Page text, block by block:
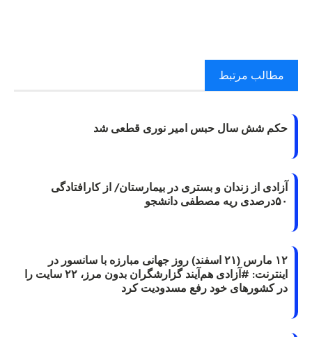
مطالب مرتبط
حکم شش سال حبس امیر نوری قطعی شد
آزادی از زندان و بستری در بیمارستان/ از کارافتادگی
۵۰درصدی ریه مصطفی دانشجو
۱۲ مارس (۲۱ اسفند) روز جهانی مبارزه با سانسور در
اینترنت: #آزادی هم‌آیند گزارشگران‌ بدون مرز، ۲۲ سایت را
در کشورهای خود رفع مسدودیت کرد